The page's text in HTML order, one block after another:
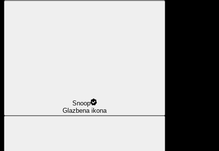
Snoop
Glazbena ikona